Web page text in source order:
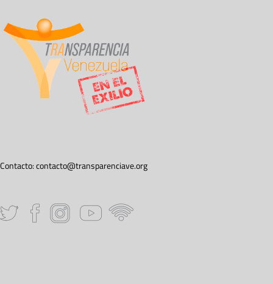
Contacto:contacto@transparenciave.org